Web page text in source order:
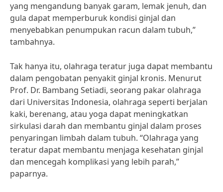
yang mengandung banyak garam, lemak jenuh, dan
gula dapat memperburuk kondisi ginjal dan
menyebabkan penumpukan racun dalam tubuh,”
tambahnya.
Tak hanya itu, olahraga teratur juga dapat membantu
dalam pengobatan penyakit ginjal kronis. Menurut
Prof. Dr. Bambang Setiadi, seorang pakar olahraga
dari Universitas Indonesia, olahraga seperti berjalan
kaki, berenang, atau yoga dapat meningkatkan
sirkulasi darah dan membantu ginjal dalam proses
penyaringan limbah dalam tubuh. “Olahraga yang
teratur dapat membantu menjaga kesehatan ginjal
dan mencegah komplikasi yang lebih parah,”
paparnya.